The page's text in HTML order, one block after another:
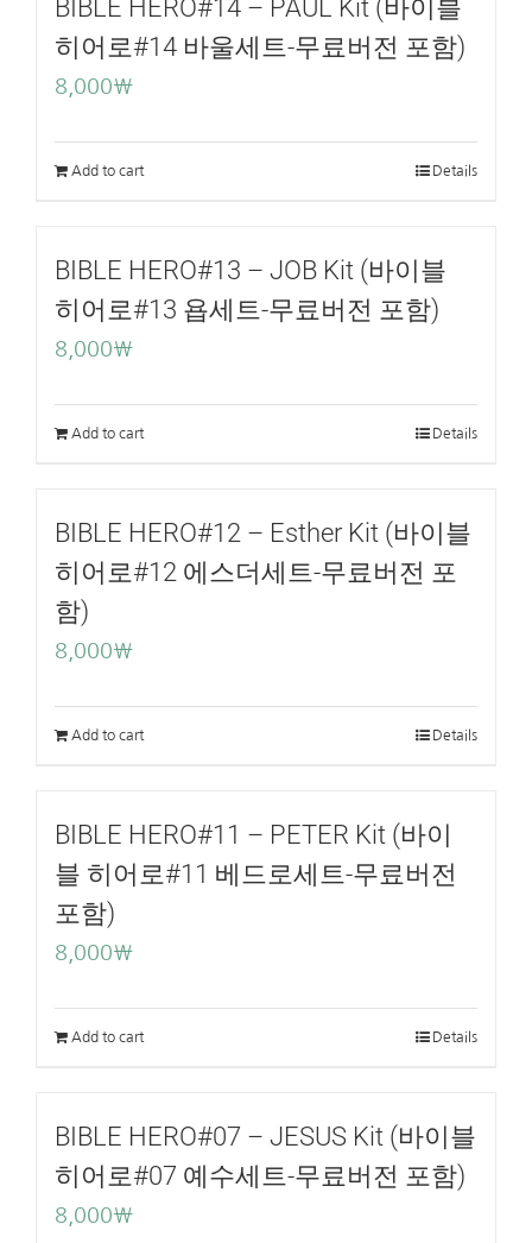
BIBLE HERO#14 – PAUL Kit (바이블
히어로#14 바울세트-무료버전 포함)
8,000₩
Add to cart Details
BIBLE HERO#13 – JOB Kit (바이블
히어로#13 욥세트-무료버전 포함)
8,000₩
Add to cart Details
BIBLE HERO#12 – Esther Kit (바이블
히어로#12 에스더세트-무료버전 포
함)
8,000₩
Add to cart Details
BIBLE HERO#11 – PETER Kit (바이
블 히어로#11 베드로세트-무료버전
포함)
8,000₩
Add to cart Details
BIBLE HERO#07 – JESUS Kit (바이블
히어로#07 예수세트-무료버전 포함)
8,000₩